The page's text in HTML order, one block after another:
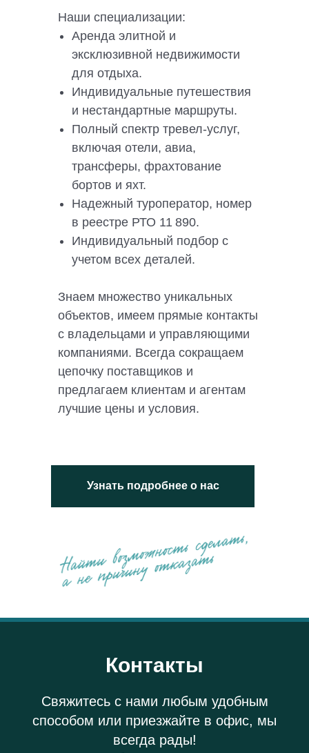
Наши специализации:
Аренда элитной и
эксклюзивной недвижимости
для отдыха.
Индивидуальные путешествия
и нестандартные маршруты.
Полный спектр тревел-услуг,
включая отели, авиа,
трансферы, фрахтование
бортов и яхт.
Надежный туроператор, номер
в реестре РТО 11 890.
Индивидуальный подбор с
учетом всех деталей.
Знаем множество уникальных
объектов, имеем прямые контакты
с владельцами и управляющими
компаниями. Всегда сокращаем
цепочку поставщиков и
предлагаем клиентам и агентам
лучшие цены и условия.
Узнать подробнее о нас
Контакты
Свяжитесь с нами любым удобным
способом или приезжайте в офис, мы
всегда рады!